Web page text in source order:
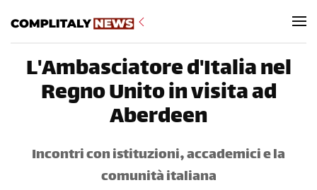
L'Ambasciatore d'Italia nel
Regno Unito in visita ad
Aberdeen
Incontri con istituzioni, accademici e la
comunità italiana